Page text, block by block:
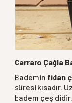
Carraro Çağla
Bademin fidan
süresi kısadır.
badem